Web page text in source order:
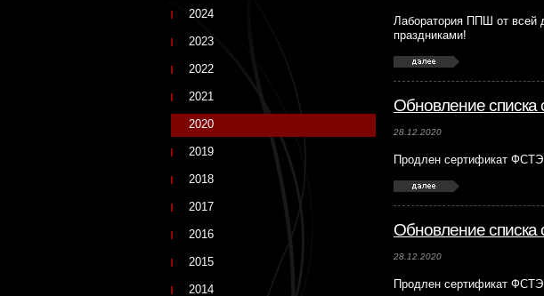
Лаборатория ППШ от всей
праздниками!
Обновление списка
28.12.2020
Продлен сертификат
Обновление списка
28.12.2020
Продлен сертификат
2024
2023
2022
2021
2020
2019
2018
2017
2016
2015
2014